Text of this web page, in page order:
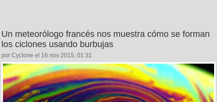
Un meteorólogo francés nos muestra cómo se forman
los ciclones usando burbujas
por Cyclone el 16 nov 2015, 01:31